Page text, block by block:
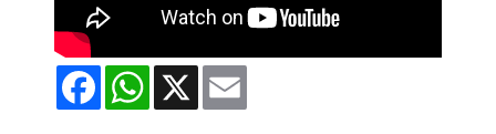
FacebookWhatsApp
X